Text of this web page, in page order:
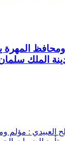
ومحافظ
الملك
العبيدي : مؤلم